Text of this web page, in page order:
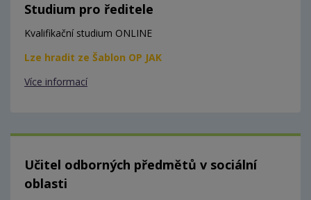
Studium pro ředitele
Kvalifikační studium ONLINE
Lze hradit ze Šablon OP JAK
Více informací
Učitel odborných předmětů v sociální
oblasti